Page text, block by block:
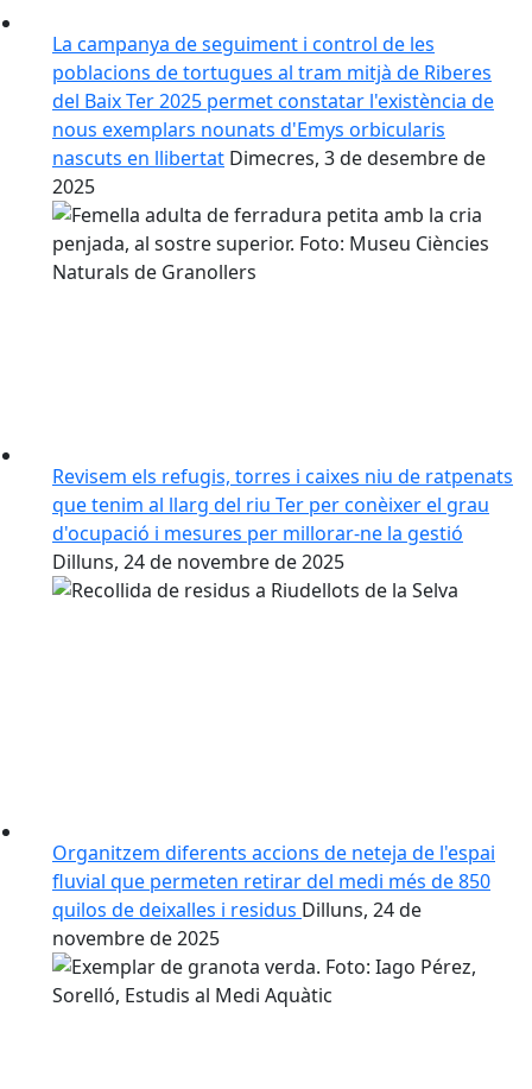
La campanya de seguiment i control de les
poblacions de tortugues al tram mitjà de Riberes
del Baix Ter 2025 permet constatar l'existència de
nous exemplars nounats d'Emys orbicularis
nascuts en llibertat Dimecres, 3 de desembre de
2025
Revisem els refugis, torres i caixes niu de ratpenats
que tenim al llarg del riu Ter per conèixer el grau
d'ocupació i mesures per millorar-ne la gestió
Dilluns, 24 de novembre de 2025
Organitzem diferents accions de neteja de l'espai
fluvial que permeten retirar del medi més de 850
quilos de deixalles i residus Dilluns, 24 de
novembre de 2025